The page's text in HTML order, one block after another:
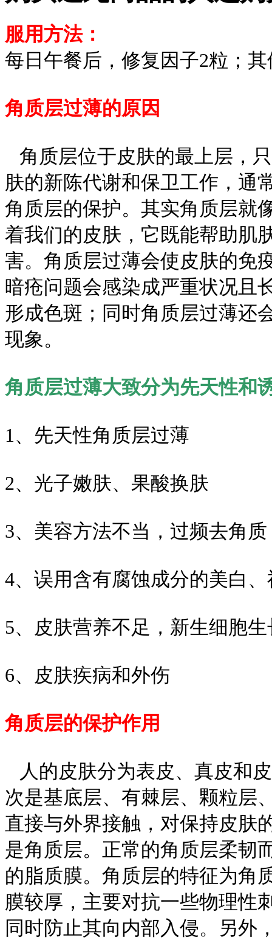
服用方法：
每日午餐后，修复因子2粒；
角质层过薄的原因
角质层位于皮肤的最上层，
肤的新陈代谢和保卫工作，通
角质层的保护。其实角质层就
着我们的皮肤，它既能帮助肌
害。角质层过薄会使皮肤的免
暗疮问题会感染成严重状况且
形成色斑；同时角质层过薄还
现象。
角质层过薄大致分为先天性和
1、先天性角质层过薄
2、光子嫩肤、果酸换肤
3、美容方法不当，过频去角质
4、误用含有腐蚀成分的美白
5、皮肤营养不足，新生细胞
6、皮肤疾病和外伤
角质层的保护作用
人的皮肤分为表皮、真皮和
次是基底层、有棘层、颗粒层
直接与外界接触，对保持皮肤
是角质层。正常的角质层柔韧
的脂质膜。角质层的特征为角
膜较厚，主要对抗一些物理性
同时防止其向内部入侵。另外